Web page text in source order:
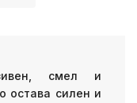
смел и
остава силен и